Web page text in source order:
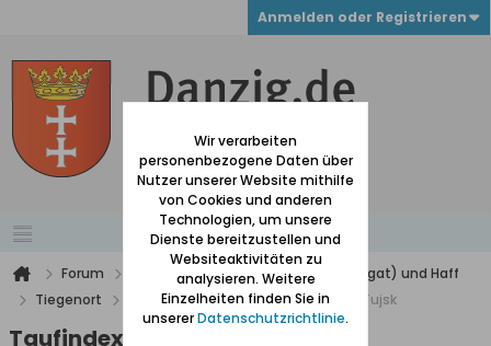
Anmelden oder Registrieren
Forum
Werder (zwischen Weichsel und Nogat) und Haff
Tiegenort
Taufindex 1685 bis 1702 Tiegenort/Tujsk
Taufindex 1685 bis 1702
Wir verarbeiten
personenbezogene Daten über
Nutzer unserer Website mithilfe
von Cookies und anderen
Technologien, um unsere
Dienste bereitzustellen und
Websiteaktivitäten zu
analysieren. Weitere
Einzelheiten finden Sie in
unsererDatenschutzrichtlinie.